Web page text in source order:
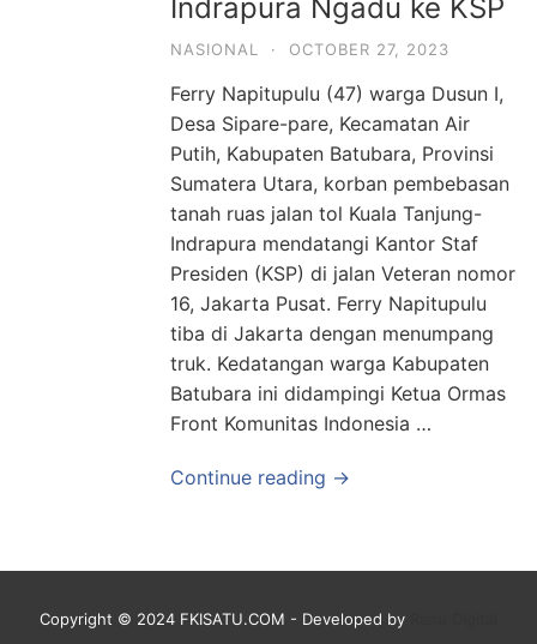
Indrapura Ngadu ke KSP
NASIONAL · OCTOBER 27, 2023
Ferry Napitupulu (47) warga Dusun I,
Desa Sipare-pare, Kecamatan Air
Putih, Kabupaten Batubara, Provinsi
Sumatera Utara, korban pembebasan
tanah ruas jalan tol Kuala Tanjung-
Indrapura mendatangi Kantor Staf
Presiden (KSP) di jalan Veteran nomor
16, Jakarta Pusat. Ferry Napitupulu
tiba di Jakarta dengan menumpang
truk. Kedatangan warga Kabupaten
Batubara ini didampingi Ketua Ormas
Front Komunitas Indonesia …
Continue reading →
Copyright © 2024 FKISATU.COM - Developed by